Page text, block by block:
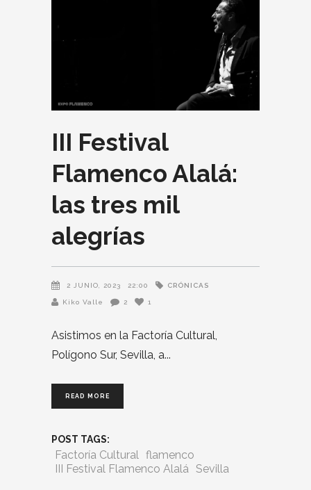
III Festival
Flamenco Alalá:
las tres mil
alegrías
2 JUNIO, 2023 22:00 CRÓNICAS
Kiko Valle 2 1
Asistimos en la Factoría Cultural,
Polígono Sur, Sevilla, a
READ MORE
POST TAGS:
Factoría Cultural flamenco
III Festival Flamenco Alalá Sevilla